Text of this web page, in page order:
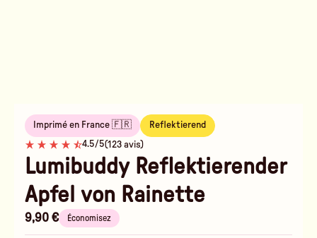
4.5/5(123 avis)
Imprimé en France 🇫🇷 Reflektierend
Lumibuddy Reflektierender
Apfel von Rainette
9,90 € Économisez